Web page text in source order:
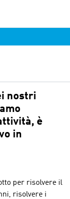
nostri
è
in
per risolvere il
risolvere i